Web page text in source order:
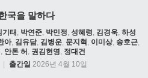
국을 말하다
기태 , 박연준, 박민정, 성혜령, 김경욱, 하성
아, 김유담, 김병운, 문지혁 , 이미상, 송호근,
, 안톤 허 , 권김현영, 정대건
출간일 2026년 4월 10일